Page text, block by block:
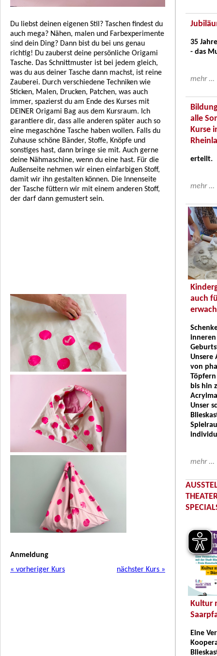
Du liebst deinen eigenen Stil? Taschen findest du
auch mega? Nähen, malen und Farbexperimente
sind dein Ding? Dann bist du bei uns genau
richtig! Du zauberst deine persönliche Origami
Tasche. Das Schnittmuster ist bei jedem gleich,
was du aus deiner Tasche dann machst, ist reine
Zauberei. Durch verschiedene Techniken wie
Sticken, Malen, Drucken, Patchen, was auch
immer, spazierst du am Ende des Kurses mit
DEINER Origami Bag aus dem Kursraum. Ich
garantiere dir, dass alle anderen später auch so
eine megaschöne Tasche haben wollen. Falls du
Zuhause schöne Bänder, Stoffe, Knöpfe und
sonstiges hast, dann bringe sie mit. Auch gerne
deine Nähmaschine, wenn du eine hast. Für die
Außenseite nehmen wir einen einfarbigen Stoff,
damit wir ihn gestalten können. Die Innenseite
der Tasche füttern wir mit einem anderen Stoff,
der darf dann gemustert sein.
Anmeldung
« vorheriger Kurs
nächster Kurs »
35
- das
mehr ...
alle
Kurse
erteilt.
mehr ...
auch
Unsere
von
bis hin
Unser
mehr ...
Kultur
Eine